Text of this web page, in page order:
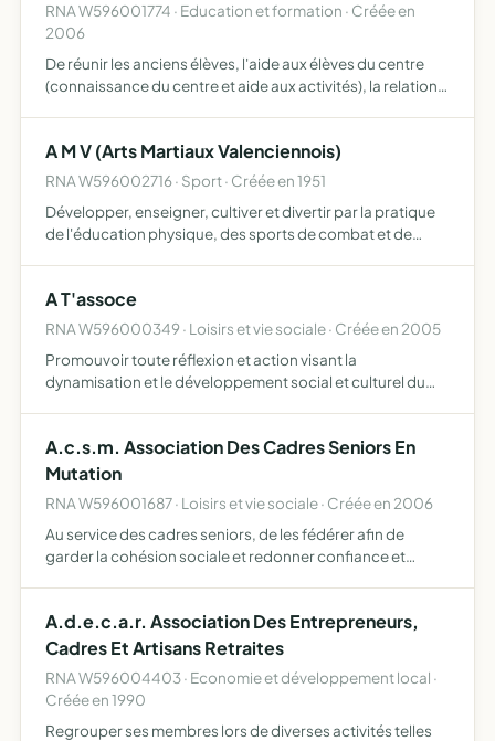
RNA W596001774 · Education et formation · Créée en
2006
De réunir les anciens élèves, l'aide aux élèves du centre
(connaissance du centre et aide aux activités), la relation
A M V (Arts Martiaux Valenciennois)
RNA W596002716 · Sport · Créée en 1951
Développer, enseigner, cultiver et divertir par la pratique
de l'éducation physique, des sports de combat et de
A T'assoce
RNA W596000349 · Loisirs et vie sociale · Créée en 2005
Promouvoir toute réflexion et action visant la
dynamisation et le développement social et culturel du
ayant env…
A.c.s.m. Association Des Cadres Seniors En
Mutation
RNA W596001687 · Loisirs et vie sociale · Créée en 2006
Au service des cadres seniors, de les fédérer afin de
garder la cohésion sociale et redonner confiance et
A.d.e.c.a.r. Association Des Entrepreneurs,
Cadres Et Artisans Retraites
RNA W596004403 · Economie et développement local ·
Créée en 1990
Regrouper ses membres lors de diverses activités telles